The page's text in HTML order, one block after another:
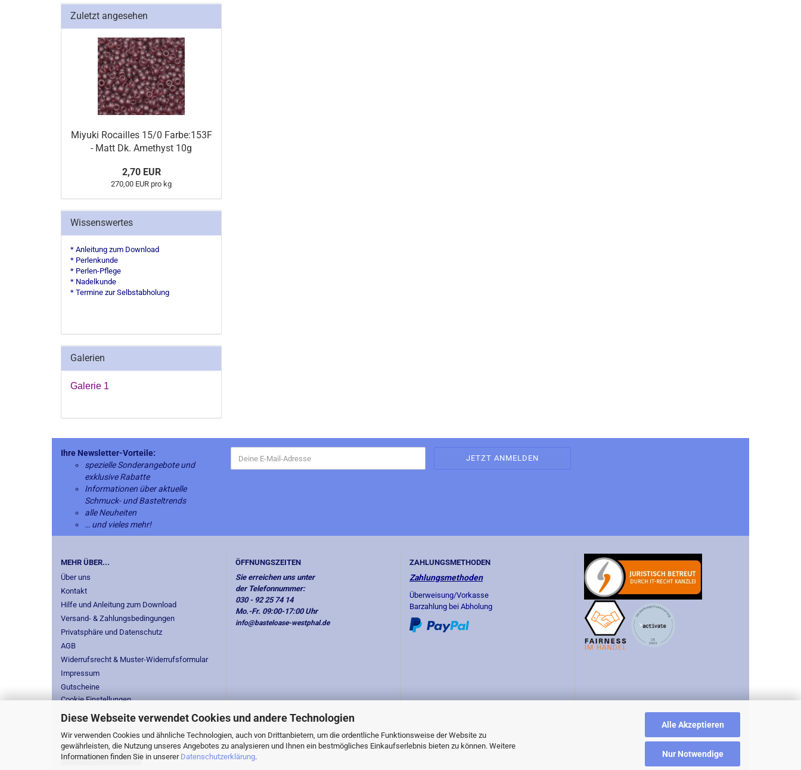
Diese Webseite verwendet Cookies und andere Technologien
Wir verwenden Cookies und ähnliche Technologien, auch von Drittanbietern, um die ordentliche Funktionsweise der Website zu
gewährleisten, die Nutzung unseres Angebotes zu analysieren und Ihnen ein bestmögliches Einkaufserlebnis bieten zu können. Weitere
Informationen finden Sie in unserer Datenschutzerklärung.
Alle Akzeptieren
Nur Notwendige
Zuletzt angesehen
Miyuki Rocailles 15/0 Farbe:153F
- Matt Dk. Amethyst 10g
2,70 EUR
270,00 EUR pro kg
Wissenswertes
* Anleitung zum Download
* Perlenkunde
* Perlen-Pflege
* Nadelkunde
* Termine zur Selbstabholung
Galerien
Galerie 1
Ihre Newsletter-Vorteile:
spezielle Sonderangebote und
exklusive Rabatte
Informationen über aktuelle
Schmuck- und Basteltrends
alle Neuheiten
… und vieles mehr!
MEHR ÜBER...
Über uns
Kontakt
Hilfe und Anleitung zum Download
Versand- & Zahlungsbedingungen
Privatsphäre und Datenschutz
AGB
Widerrufsrecht & Muster-Widerrufsformular
Impressum
Gutscheine
Cookie Einstellungen
ÖFFNUNGSZEITEN
Sie erreichen uns unter
der Telefonnummer:
030 - 92 25 74 14
Mo.-Fr. 09:00-17:00 Uhr
info@basteloase-westphal.de
ZAHLUNGSMETHODEN
Zahlungsmethoden
Überweisung/Vorkasse
Barzahlung bei Abholung
Vertrag widerrufen